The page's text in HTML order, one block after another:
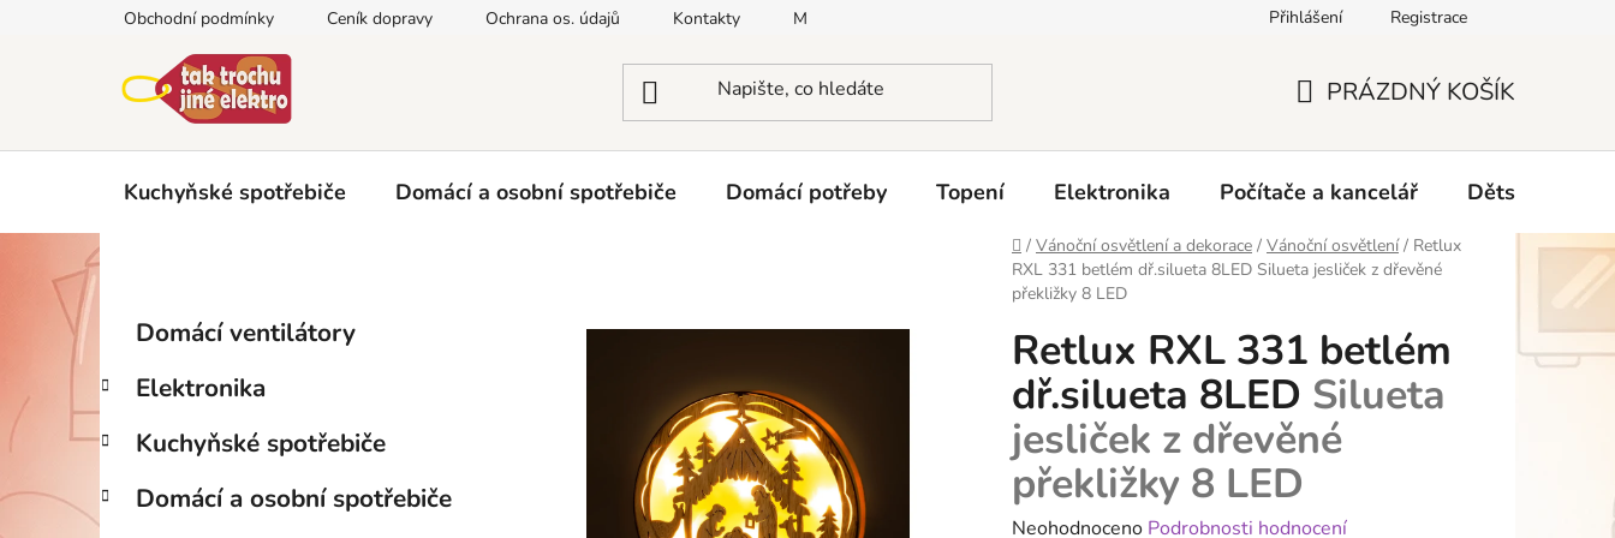
Obchodní podmínky Ceník dopravy Ochrana os. údajů Kontakty Moje objednávka Přihlášení Registrace
KOŠÍK
PRÁZDNÝ KOŠÍK
Kuchyňské spotřebiče Domácí a osobní spotřebiče Domácí potřeby Topení Elektronika Počítače a kancelář Dětské zboží
Domů
/ Vánoční osvětlení a dekorace / Vánoční osvětlení / Retlux
RXL 331 betlém dř.silueta 8LED Silueta jesliček z dřevěné
překližky 8 LED
s
t
r
n
Přeskočit
kategorie
e
g
o
i
e
Domácí ventilátory
Elektronika
Kuchyňské spotřebiče
Domácí a osobní spotřebiče
Retlux RXL 331 betlém
dř.silueta 8LED Silueta
jesliček z dřevěné
překližky 8 LED
Průměrné
Neohodnoceno Podrobnosti hodnocení